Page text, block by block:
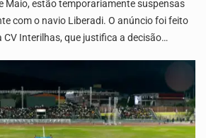
Maio, estão temporariamente suspensas
com o navio Liberadi. O anúncio foi feito
CV Interilhas, que justifica a decisão…